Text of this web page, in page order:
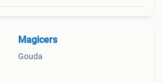
Magicers
Gouda